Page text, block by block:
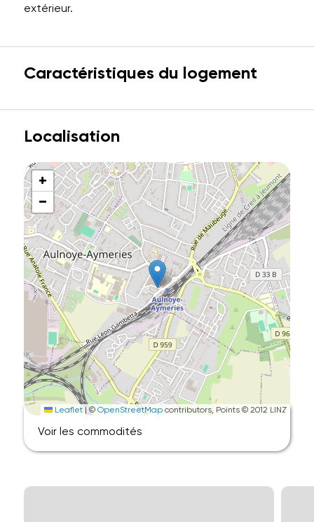
extérieur.
Caractéristiques du logement
Localisation
+
−
Leaflet |©OpenStreetMap contributors, Points © 2012 LINZ
Voir les commodités